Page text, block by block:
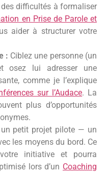
difficultés à formaliser
en Prise de Parole et
aider à structurer votre
: Ciblez une personne (un
osez lui adresser une
comme je l’explique
sur l’Audace. La
plus d’opportunités
un petit projet pilote — un
les moyens du bord. Ce
initiative et pourra
lors d’un Coaching